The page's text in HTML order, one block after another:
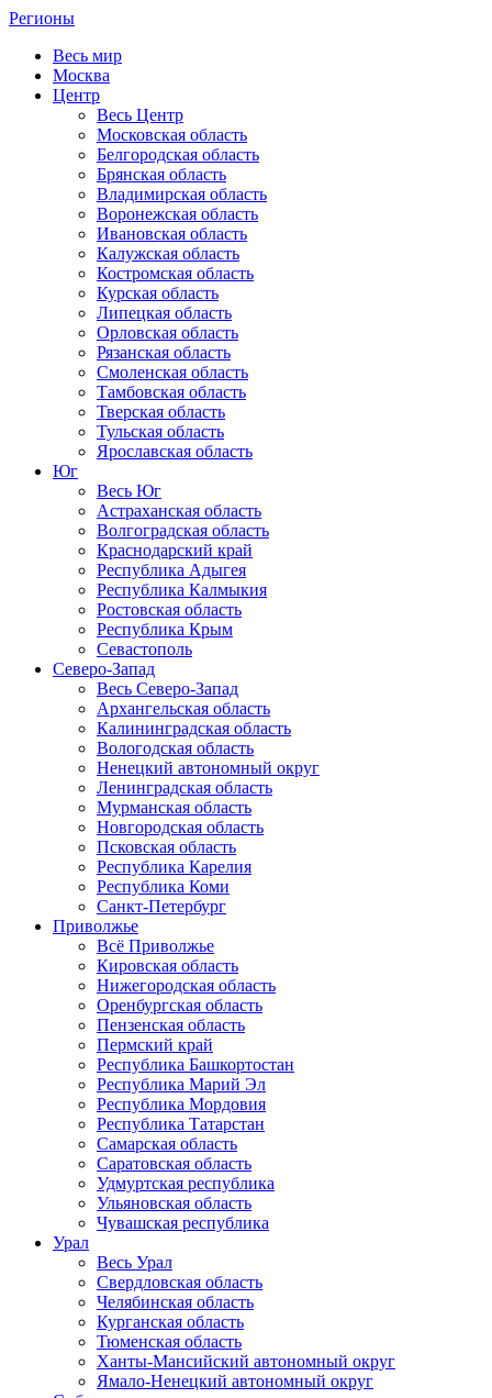
Регионы
Весь мир
Москва
Центр
Весь Центр
Московская область
Белгородская область
Брянская область
Владимирская область
Воронежская область
Ивановская область
Калужская область
Костромская область
Курская область
Липецкая область
Орловская область
Рязанская область
Смоленская область
Тамбовская область
Тверская область
Тульская область
Ярославская область
Юг
Весь Юг
Астраханская область
Волгоградская область
Краснодарский край
Республика Адыгея
Республика Калмыкия
Ростовская область
Республика Крым
Севастополь
Северо-Запад
Весь Северо-Запад
Архангельская область
Калининградская область
Вологодская область
Ненецкий автономный округ
Ленинградская область
Мурманская область
Новгородская область
Псковская область
Республика Карелия
Республика Коми
Санкт-Петербург
Приволжье
Всё Приволжье
Кировская область
Нижегородская область
Оренбургская область
Пензенская область
Пермский край
Республика Башкортостан
Республика Марий Эл
Республика Мордовия
Республика Татарстан
Самарская область
Саратовская область
Удмуртская республика
Ульяновская область
Чувашская республика
Урал
Весь Урал
Свердловская область
Челябинская область
Курганская область
Тюменская область
Ханты-Мансийский автономный округ
Ямало-Ненецкий автономный округ